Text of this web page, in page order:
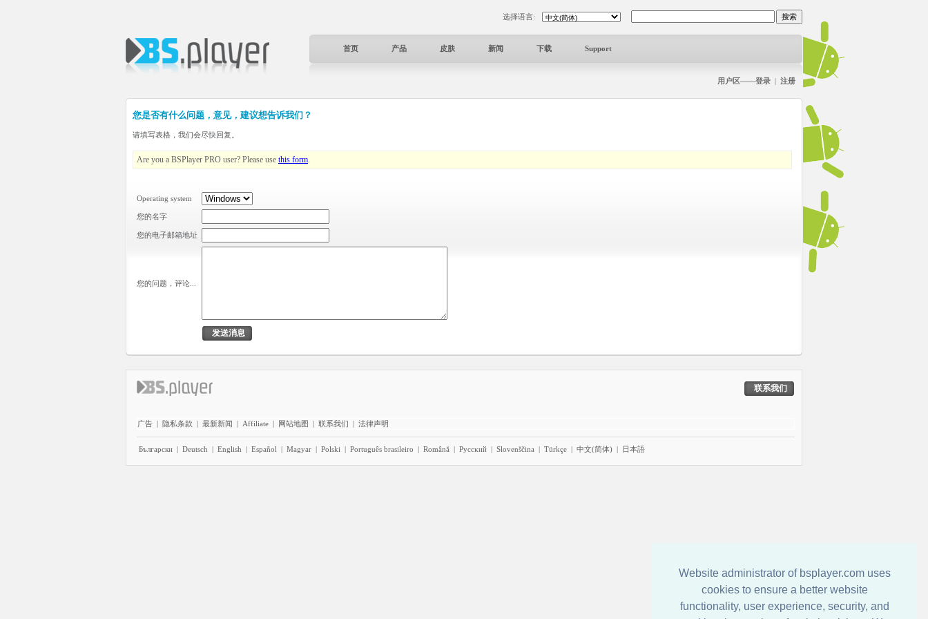
Website administrator of bsplayer.com uses
cookies to ensure a better website
functionality, user experience, security, and
选择语言:
首页 产品 皮肤 新闻 下载 Support
用户区——登录 | 注册
您是否有什么问题，意见，建议想告诉我们？
请填写表格，我们会尽快回复。
Are you a BSPlayer PRO user? Please use this form.
Operating system
您的名字
您的电子邮箱地址
您的问题，评论...
发送消息
联系我们
广告 | 隐私条款 | 最新新闻 | Affiliate | 网站地图 | 联系我们 | 法律声明
Български | Deutsch | English | Español | Magyar | Polski | Português brasileiro | Română | Pyccĸий | Slovenščina | Türkçe | 中文(简体) | 日本語